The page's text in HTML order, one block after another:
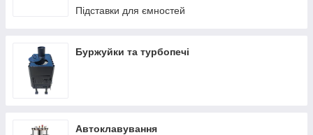
Підставки для ємностей
Буржуйки та турбопечі
Автоклавування